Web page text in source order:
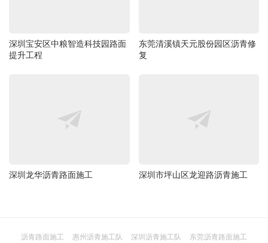
深圳宝安区中粮智造科技园路面
提升工程
东莞清溪镇天元股份园区沥青修
复
深圳龙华沥青路面施工 深圳市坪山区龙迎路沥青施工
沥青路面施工 惠州沥青施工队 深圳沥青施工队 东莞沥青路面施工